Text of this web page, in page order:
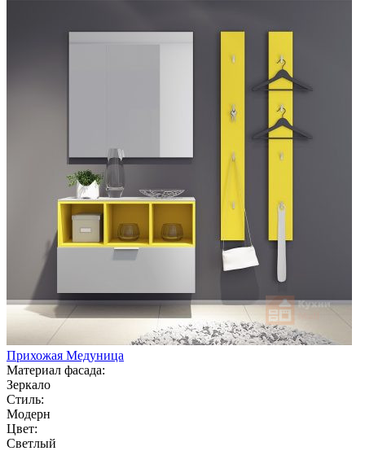
Прихожая Медуница
Материал фасада:
Зеркало
Стиль:
Модерн
Цвет:
Светлый